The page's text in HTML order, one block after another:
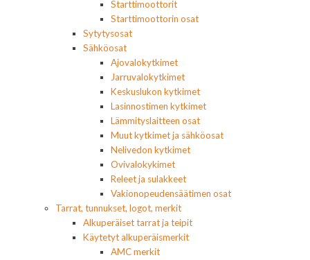
Starttimoottorit
Starttimoottorin osat
Sytytysosat
Sähköosat
Ajovalokytkimet
Jarruvalokytkimet
Keskuslukon kytkimet
Lasinnostimen kytkimet
Lämmityslaitteen osat
Muut kytkimet ja sähköosat
Nelivedon kytkimet
Ovivalokykimet
Releet ja sulakkeet
Vakionopeudensäätimen osat
Tarrat, tunnukset, logot, merkit
Alkuperäiset tarrat ja teipit
Käytetyt alkuperäismerkit
AMC merkit